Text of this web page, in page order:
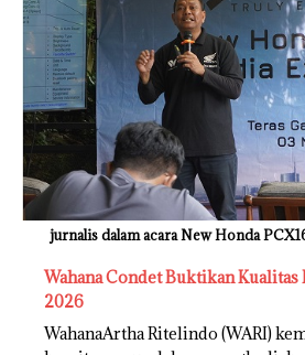
jurnalis dalam acara New Honda
Wahana Condet Buktikan
2026
WahanaArtha Ritelindo (WARI)